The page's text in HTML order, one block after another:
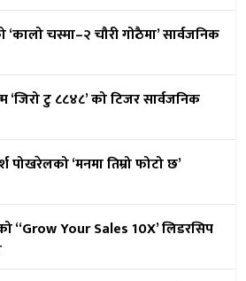
‘कालो चस्मा–२ चौरी गोठैमा’ सार्वजनिक
‘जिरो टु ८८४८’ को टिजर सार्वजनिक
पोखरेलको ‘मनमा तिम्रो फोटो छ’
‘‘Grow Your Sales 10X’ लिडरसिप